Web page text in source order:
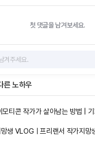
첫 댓글을 남겨보세요.
른 노하우